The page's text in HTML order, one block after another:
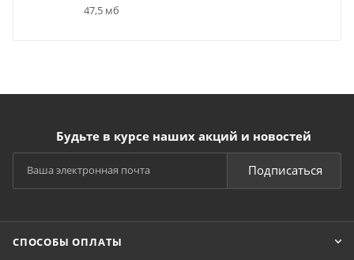
47,5 мб
Будьте в курсе наших акций и новостей
Подписаться
СПОСОБЫ ОПЛАТЫ